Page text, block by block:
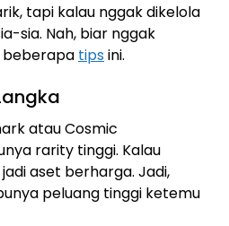
tapi kalau nggak dikelola
sia. Nah, biar nggak
beberapa tips ini.
atau Cosmic
rarity tinggi. Kalau
aset berharga. Jadi,
peluang tinggi ketemu